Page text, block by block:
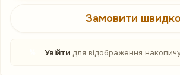
Замовити
Увійтидля відображення